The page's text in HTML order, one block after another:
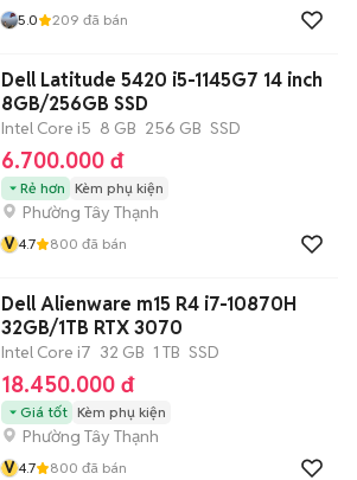
5.0 209 đã bán
Dell Latitude 5420 i5-1145G7 14 inch
8GB/256GB SSD
Intel Core i5 8 GB 256 GB SSD
6.700.000 đ
Rẻ hơn Kèm phụ kiện
Phường Tây Thạnh
V4.7 800 đã bán
Dell Alienware m15 R4 i7-10870H
32GB/1TB RTX 3070
Intel Core i7 32 GB 1 TB SSD
18.450.000 đ
Giá tốt Kèm phụ kiện
Phường Tây Thạnh
V4.7 800 đã bán